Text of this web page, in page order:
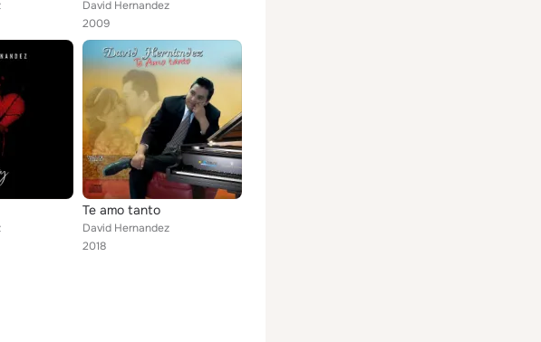
David Hernandez
2009
Te amo tanto
David Hernandez
2018